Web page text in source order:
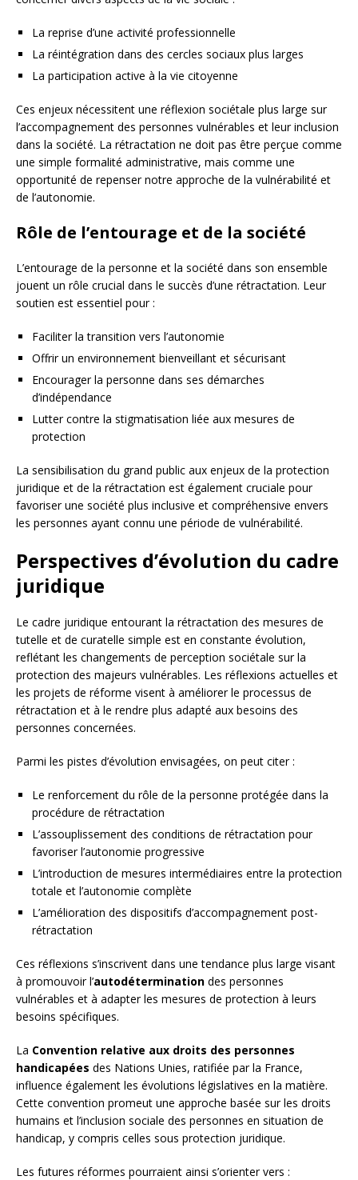
La reprise d’une activité professionnelle
La réintégration dans des cercles sociaux plus larges
La participation active à la vie citoyenne
Ces enjeux nécessitent une réflexion sociétale plus large sur
l’accompagnement des personnes vulnérables et leur inclusion
dans la société. La rétractation ne doit pas être perçue comme
une simple formalité administrative, mais comme une
opportunité de repenser notre approche de la vulnérabilité et
de l’autonomie.
Rôle de l’entourage et de la société
L’entourage de la personne et la société dans son ensemble
jouent un rôle crucial dans le succès d’une rétractation. Leur
soutien est essentiel pour :
Faciliter la transition vers l’autonomie
Offrir un environnement bienveillant et sécurisant
Encourager la personne dans ses démarches
d’indépendance
Lutter contre la stigmatisation liée aux mesures de
protection
La sensibilisation du grand public aux enjeux de la protection
juridique et de la rétractation est également cruciale pour
favoriser une société plus inclusive et compréhensive envers
les personnes ayant connu une période de vulnérabilité.
Perspectives d’évolution du cadre
juridique
Le cadre juridique entourant la rétractation des mesures de
tutelle et de curatelle simple est en constante évolution,
reflétant les changements de perception sociétale sur la
protection des majeurs vulnérables. Les réflexions actuelles et
les projets de réforme visent à améliorer le processus de
rétractation et à le rendre plus adapté aux besoins des
personnes concernées.
Parmi les pistes d’évolution envisagées, on peut citer :
Le renforcement du rôle de la personne protégée dans la
procédure de rétractation
L’assouplissement des conditions de rétractation pour
favoriser l’autonomie progressive
L’introduction de mesures intermédiaires entre la protection
totale et l’autonomie complète
L’amélioration des dispositifs d’accompagnement post-
rétractation
Ces réflexions s’inscrivent dans une tendance plus large visant
à promouvoir l’autodétermination des personnes
vulnérables et à adapter les mesures de protection à leurs
besoins spécifiques.
La Convention relative aux droits des personnes
handicapées des Nations Unies, ratifiée par la France,
influence également les évolutions législatives en la matière.
Cette convention promeut une approche basée sur les droits
humains et l’inclusion sociale des personnes en situation de
handicap, y compris celles sous protection juridique.
Les futures réformes pourraient ainsi s’orienter vers :